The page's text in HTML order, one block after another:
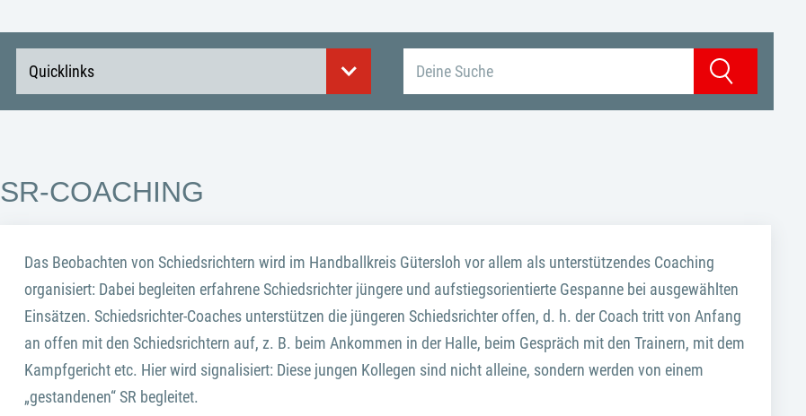
Quicklinks Suchen
SR-COACHING
Das Beobachten von Schiedsrichtern wird im Handballkreis Gütersloh vor allem als unterstützendes Coaching
organisiert: Dabei begleiten erfahrene Schiedsrichter jüngere und aufstiegsorientierte Gespanne bei ausgewählten
Einsätzen. Schiedsrichter-Coaches unterstützen die jüngeren Schiedsrichter offen, d. h. der Coach tritt von Anfang
an offen mit den Schiedsrichtern auf, z. B. beim Ankommen in der Halle, beim Gespräch mit den Trainern, mit dem
Kampfgericht etc. Hier wird signalisiert: Diese jungen Kollegen sind nicht alleine, sondern werden von einem
„gestandenen“ SR begleitet.